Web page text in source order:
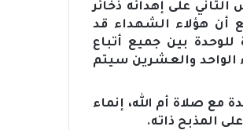
على إهدائه ذخائر
الذي قُتلوا في ليبيا في ١٥ شباط فبراير ٢٠١٥، وتابع أن هؤلاء الشهداء قد
بين جميع أتباع
الواحد والعشرين سيتم
صلاة أم الله، إنماء
المذبح ذاته.